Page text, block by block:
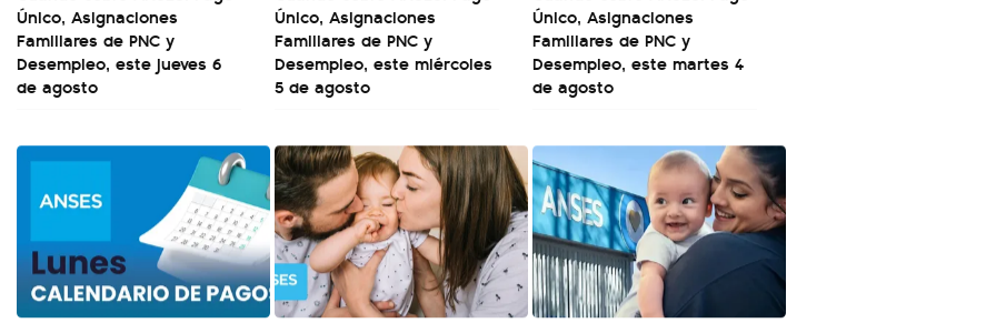
Único, Asignaciones
Familiares de PNC y
Desempleo, este jueves 6
de agosto
Único, Asignaciones
Familiares de PNC y
Desempleo, este miércoles
5 de agosto
Único, Asignaciones
Familiares de PNC y
Desempleo, este martes 4
de agosto